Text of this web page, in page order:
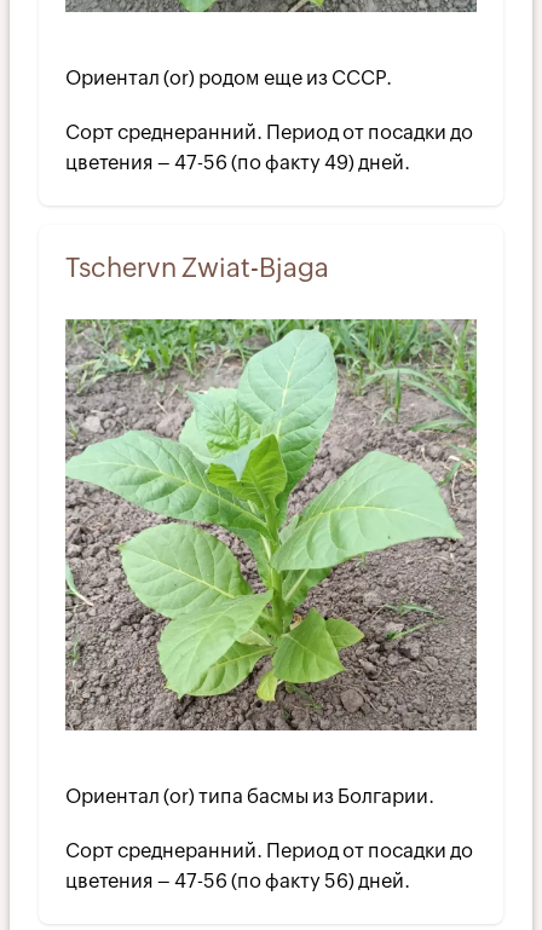
Ориентал (or) родом еще из СССР.
Сорт среднеранний. Период от посадки до
цветения – 47-56 (по факту 49) дней.
Tschervn Zwiat-Bjaga
Ориентал (or) типа басмы из Болгарии.
Сорт среднеранний. Период от посадки до
цветения – 47-56 (по факту 56) дней.